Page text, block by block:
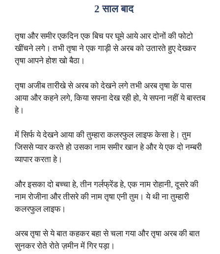
2 साल बाद
तृषा और समीर एकदिन एक बिच पर घूमे आये आर दोनों की फोटो
खींचने लगे। तभी तृषा ने एक गाड़ी से अरब को उतारते हुए देख्कर
तृषा आपने होश खो बैठा।
तृषा अजीब तारीखे से अरब को देखने लगे तभी अरब तृषा के पास
आया और कहने लगे, किया सपना देख रही हो, ये सपना नहीं ये बास्तब
हे।
में सिर्फ ये देखने आया की तुम्हारा कलरफुल लाइफ केसा हे। तुम
जिससे प्यार करते हो उसका नाम समीर खान हे और ये एक दो नम्बरी
व्यापार करता हे।
और इसका दो बच्चा हे, तीन गर्लफ्रेंड हे, एक नाम रोहानी, दूसरे की
नाम रोजीना और तीसरे की नाम तृषा एनी तुम। ये थी ना तुम्हारी
कलरफुल लाइफ।
अरब तृषा से ये बात कहकर बहा से चला गया और तृषा अरब की बात
सुनकर रोते रोते ज़मीन में गिर पड़ा।